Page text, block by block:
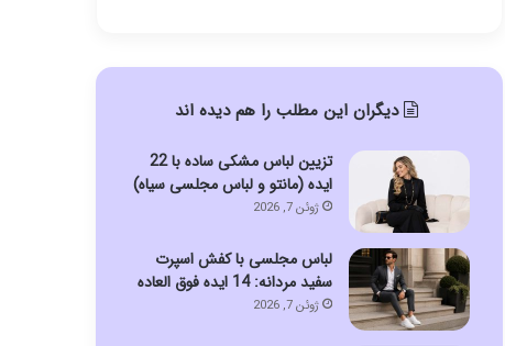
دیگران این مطلب را هم دیده اند
تزیین لباس مشکی ساده با 22
ایده (مانتو و لباس مجلسی سیاه)
ژوئن 7, 2026
لباس مجلسی با کفش اسپرت
سفید مردانه: 14 ایده فوق العاده
ژوئن 7, 2026